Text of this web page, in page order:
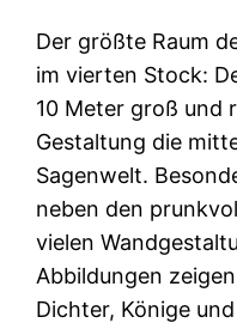
Der größte Raum
im vierten Stock:
10 Meter groß und
Gestaltung die
Sagenwelt.
neben den
vielen
Abbildungen
Dichter, Könige